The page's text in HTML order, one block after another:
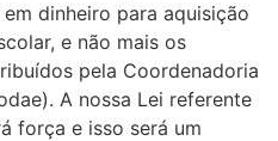
dinheiro para aquisição
e não mais os
pela Coordenadoria
A nossa Lei referente
força e isso será um